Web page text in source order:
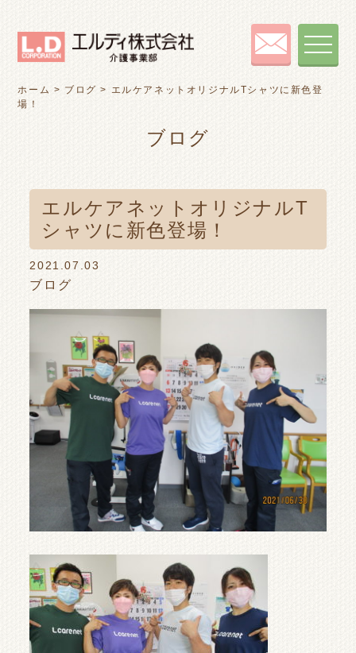
toggle
ホーム > ブログ > エルケアネットオリジナルTシャツに新色登
場！
ブログ
エルケアネットオリジナルT
シャツに新色登場！
2021.07.03
ブログ